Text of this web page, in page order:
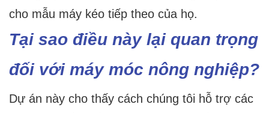
cho mẫu máy kéo tiếp theo của họ.
Tại sao điều này lại quan trọng
đối với máy móc nông nghiệp?
Dự án này cho thấy cách chúng tôi hỗ trợ các